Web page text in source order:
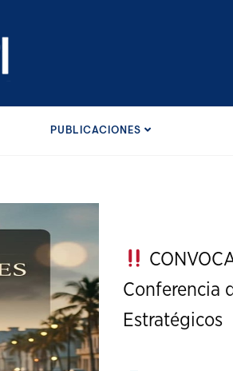
PUBLICACIONES
Conferencia
Estratégicos